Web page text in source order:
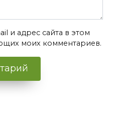
и адрес сайта в этом
моих комментариев.